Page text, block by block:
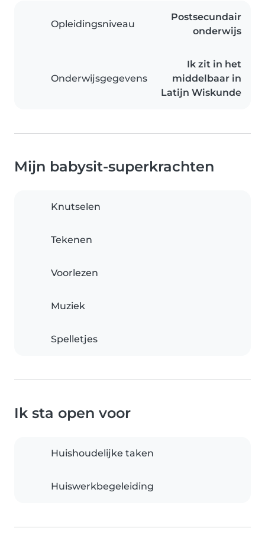
Opleidingsniveau
Postsecundair
onderwijs
Onderwijsgegevens
Ik zit in het
middelbaar in
Latijn Wiskunde
Mijn babysit-superkrachten
Knutselen
Tekenen
Voorlezen
Muziek
Spelletjes
Ik sta open voor
Huishoudelijke taken
Huiswerkbegeleiding